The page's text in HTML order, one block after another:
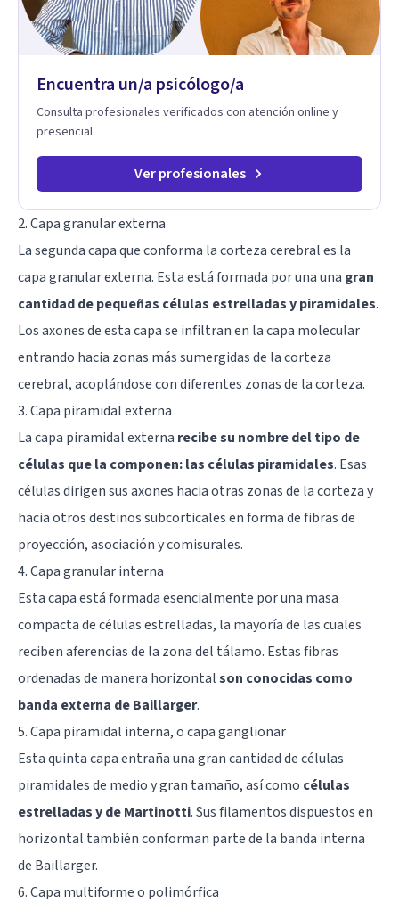
Encuentra un/a psicólogo/a
Consulta profesionales verificados con atención online y
presencial.
Ver profesionales
2. Capa granular externa
La segunda capa que conforma la corteza cerebral es la
capa granular externa. Esta está formada por una una gran
cantidad de pequeñas células estrelladas y piramidales.
Los axones de esta capa se infiltran en la capa molecular
entrando hacia zonas más sumergidas de la corteza
cerebral, acoplándose con diferentes zonas de la corteza.
3. Capa piramidal externa
La capa piramidal externa recibe su nombre del tipo de
células que la componen: las células piramidales. Esas
células dirigen susaxones hacia otras zonas de la corteza y
hacia otros destinos subcorticales en forma de fibras de
proyección, asociación y comisurales.
4. Capa granular interna
Esta capa está formada esencialmente por una masa
compacta de células estrelladas, la mayoría de las cuales
reciben aferencias de la zona del tálamo. Estas fibras
ordenadas de manera horizontalson conocidas como
banda externa de Baillarger.
5. Capa piramidal interna, o capa ganglionar
Esta quinta capa entraña una gran cantidad de células
piramidales de medio y gran tamaño, así como células
estrelladas y de Martinotti. Sus filamentos dispuestos en
horizontal también conforman parte de la banda interna
de Baillarger.
6. Capa multiforme o polimórfica